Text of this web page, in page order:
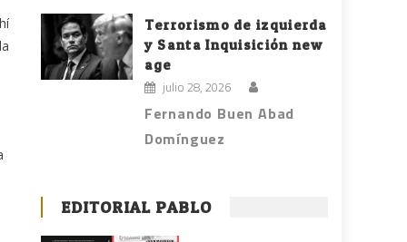
Terrorismo de izquierda
y Santa Inquisición new
age
julio 28, 2026
Fernando Buen Abad
Domínguez
EDITORIAL PABLO